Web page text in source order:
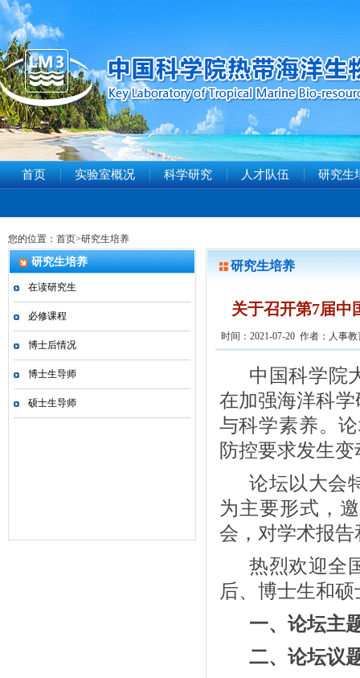
首页 实验室概况 科学研究 人才队伍 研究生
您的位置： 首页>研究生培养
研究生培养
在读研究生
必修课程
博士后情况
博士生导师
硕士生导师
研究生培养
关于召开第7届中
时间：2021-07-20 作者：人事
中国科学院
在加强海洋科
与科学素养。
防控要求发生
论坛以大会
为主要形式，
会，对学术报
热烈欢迎全
后、博士生和
一、论坛主
二、论坛议